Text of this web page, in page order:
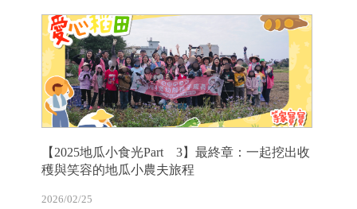
【2025地瓜小食光Part 3】最終章：一起挖出收
穫與笑容的地瓜小農夫旅程
2026/02/25